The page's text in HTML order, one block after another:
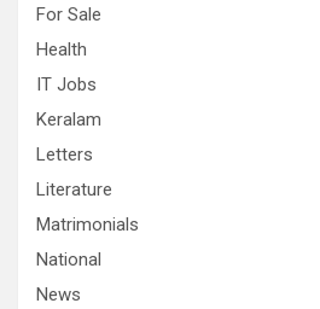
For Sale
Health
IT Jobs
Keralam
Letters
Literature
Matrimonials
National
News